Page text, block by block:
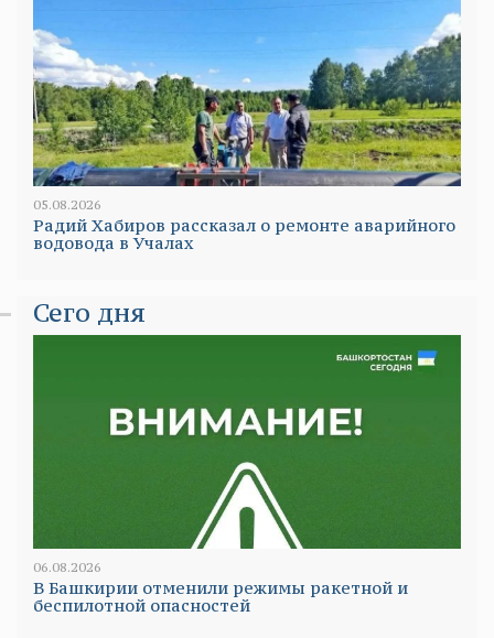
05.08.2026
Радий Хабиров рассказал о ремонте аварийного
водовода в Учалах
Сего дня
06.08.2026
В Башкирии отменили режимы ракетной и
беспилотной опасностей